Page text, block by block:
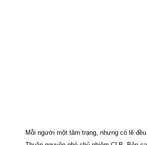
Mỗi người một tâm trạng, nhưng có lẽ